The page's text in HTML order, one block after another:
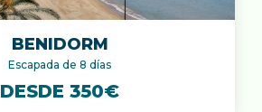
BENIDORM
Escapada de 8 días
DESDE 350€